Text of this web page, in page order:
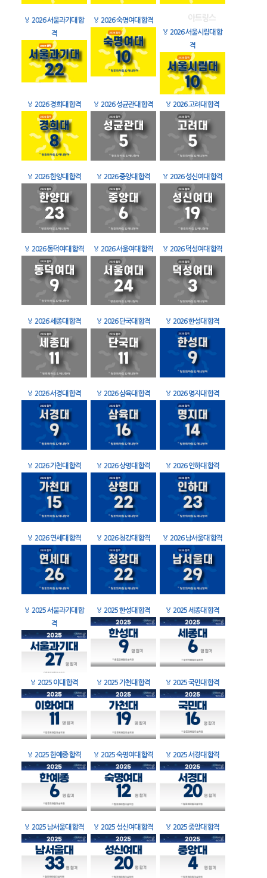
🏅 2026 서울과기대 합
격
🏅 2026 숙명여대 합격
🏅 2026 서울시립대 합
격
🏅 2026 경희대 합격 🏅 2026 성균관대 합격 🏅 2026 고려대 합격
🏅 2026 한양대 합격 🏅 2026 중앙대 합격 🏅 2026 성신여대 합격
🏅 2026 동덕여대 합격 🏅 2026 서울여대 합격 🏅 2026 덕성여대 합격
🏅 2026 세종대 합격 🏅 2026 단국대 합격 🏅 2026 한성대 합격
🏅 2026 서경대 합격 🏅 2026 삼육대 합격 🏅 2026 명지대 합격
🏅 2026 가천대 합격 🏅 2026 상명대 합격 🏅 2026 인하대 합격
🏅 2026 연세대 합격 🏅 2026 청강대 합격 🏅 2026 남서울대 합격
🏅 2025 서울과기대 합
격
🏅 2025 한성대 합격 🏅 2025 세종대 합격
🏅 2025 이대 합격 🏅 2025 가천대 합격 🏅 2025 국민대 합격
🏅 2025 한예종 합격 🏅 2025 숙명여대 합격 🏅 2025 서경대 합격
🏅 2025 남서울대 합격 🏅 2025 성신여대 합격 🏅 2025 중앙대 합격